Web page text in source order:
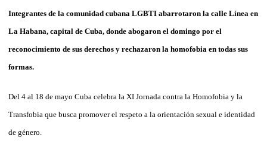
Integrantes de la comunidad cubana LGBTI abarrotaron la calle Línea en
La Habana, capital de Cuba, donde abogaron el domingo por el
reconocimiento de sus derechos y rechazaron la homofobia en todas sus
formas.
Del 4 al 18 de mayo Cuba celebra la XI Jornada contra la Homofobia y la
Transfobia que busca promover el respeto a la orientación sexual e identidad
de género.